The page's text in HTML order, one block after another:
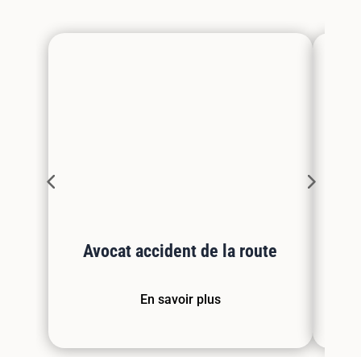
Avocat accident de la route
En savoir plus